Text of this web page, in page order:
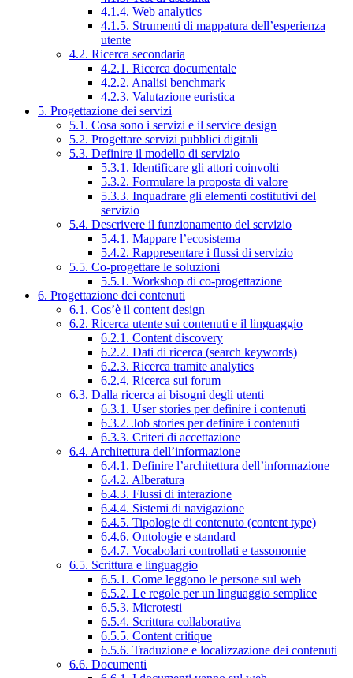
4.1.4. Web analytics
4.1.5. Strumenti di mappatura dell’esperienza
utente
4.2. Ricerca secondaria
4.2.1. Ricerca documentale
4.2.2. Analisi benchmark
4.2.3. Valutazione euristica
5. Progettazione dei servizi
5.1. Cosa sono i servizi e il service design
5.2. Progettare servizi pubblici digitali
5.3. Definire il modello di servizio
5.3.1. Identificare gli attori coinvolti
5.3.2. Formulare la proposta di valore
5.3.3. Inquadrare gli elementi costitutivi del
servizio
5.4. Descrivere il funzionamento del servizio
5.4.1. Mappare l’ecosistema
5.4.2. Rappresentare i flussi di servizio
5.5. Co-progettare le soluzioni
5.5.1. Workshop di co-progettazione
6. Progettazione dei contenuti
6.1. Cos’è il content design
6.2. Ricerca utente sui contenuti e il linguaggio
6.2.1. Content discovery
6.2.2. Dati di ricerca (search keywords)
6.2.3. Ricerca tramite analytics
6.2.4. Ricerca sui forum
6.3. Dalla ricerca ai bisogni degli utenti
6.3.1. User stories per definire i contenuti
6.3.2. Job stories per definire i contenuti
6.3.3. Criteri di accettazione
6.4. Architettura dell’informazione
6.4.1. Definire l’architettura dell’informazione
6.4.2. Alberatura
6.4.3. Flussi di interazione
6.4.4. Sistemi di navigazione
6.4.5. Tipologie di contenuto (content type)
6.4.6. Ontologie e standard
6.4.7. Vocabolari controllati e tassonomie
6.5. Scrittura e linguaggio
6.5.1. Come leggono le persone sul web
6.5.2. Le regole per un linguaggio semplice
6.5.3. Microtesti
6.5.4. Scrittura collaborativa
6.5.5. Content critique
6.5.6. Traduzione e localizzazione dei contenuti
6.6. Documenti